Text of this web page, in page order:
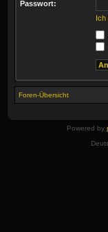
Passwort:
Ich
Foren-Übersicht
Powered by